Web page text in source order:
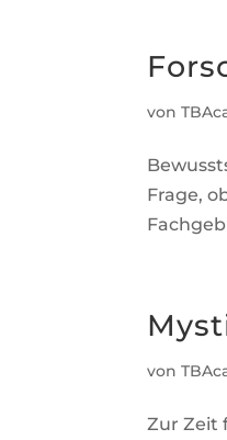
von
Frage,
von
Zur Zeit